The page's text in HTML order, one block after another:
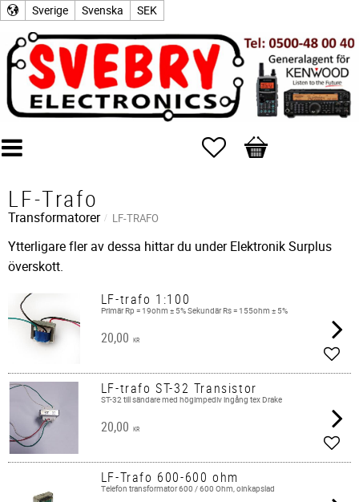
Sverige Svenska SEK
Favoriter
Kundvagn
LF-Trafo
Transformatorer LF-TRAFO
Ytterligare fler av dessa hittar du under Elektronik Surplus
överskott.
LF-trafo 1:100
Primär Rp = 19ohm ± 5% Sekundär Rs = 155ohm ± 5%
20,00 KR
LF-trafo ST-32 Transistor
ST-32 till sändare med högimpediv ingång tex Drake
20,00 KR
LF-Trafo 600-600 ohm
Telefon transformator 600 / 600 Ohm, oinkapslad